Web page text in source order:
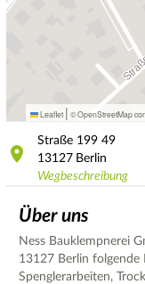
Leaflet | © OpenStreetMap
Straße 199 49
13127 Berlin
Wegbeschreibung
Über uns
Ness Bauklempnerei
13127 Berlin folgende
Spenglerarbeiten,